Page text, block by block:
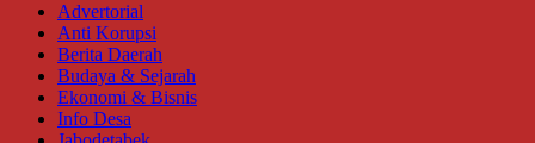
Advertorial
Anti Korupsi
Berita Daerah
Budaya & Sejarah
Ekonomi & Bisnis
Info Desa